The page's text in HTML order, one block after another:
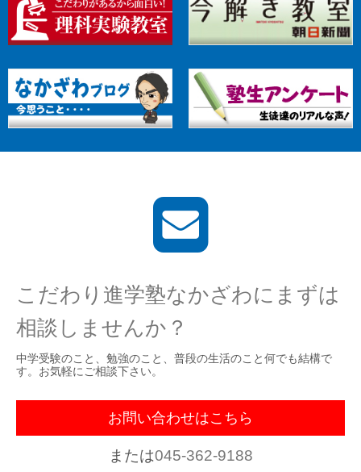
こだわり進学塾なかざわにまずは
相談しませんか？
中学受験のこと、勉強のこと、普段の生活のこと何でも結構で
す。お気軽にご相談下さい。
お問い合わせはこちら
または045-362-9188